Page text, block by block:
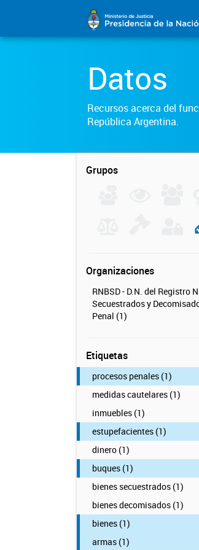
Datos
Recursos acerca del
República Argentina.
Grupos
Organizaciones
RNBSD - D.N. del Registro
Secuestrados y
Penal (1)
Etiquetas
procesos penales (1)
medidas cautelares (1)
inmuebles (1)
estupefacientes (1)
dinero (1)
buques (1)
bienes secuestrados (1)
bienes decomisados (1)
bienes (1)
armas (1)